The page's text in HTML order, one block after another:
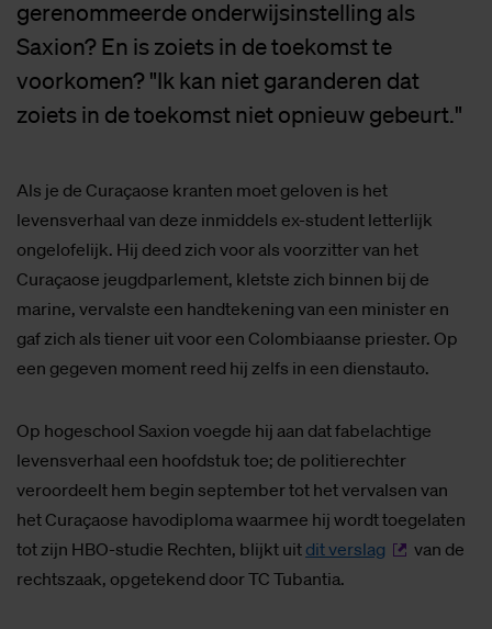
gerenommeerde onderwijsinstelling als
Saxion? En is zoiets in de toekomst te
voorkomen? "Ik kan niet garanderen dat
zoiets in de toekomst niet opnieuw gebeurt."
Als je de Curaçaose kranten moet geloven is het
levensverhaal van deze inmiddels ex-student letterlijk
ongelofelijk. Hij deed zich voor als voorzitter van het
Curaçaose jeugdparlement, kletste zich binnen bij de
marine, vervalste een handtekening van een minister en
gaf zich als tiener uit voor een Colombiaanse priester. Op
een gegeven moment reed hij zelfs in een dienstauto.
Op hogeschool Saxion voegde hij aan dat fabelachtige
levensverhaal een hoofdstuk toe; de politierechter
veroordeelt hem begin september tot het vervalsen van
het Curaçaose havodiploma waarmee hij wordt toegelaten
tot zijn HBO-studie Rechten, blijkt uit dit verslag
van de
rechtszaak, opgetekend door TC Tubantia.